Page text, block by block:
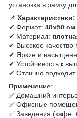
установка в рамку
📌 Характеристики:
✔ Формат: 40х50 см
✔ Материал:
✔ Высокое качество
✔ Яркие и
✔ Устойчивость к
✔ Отлично подходит
Применение:
✅ Домашний
✅ Офисные
✅ Заведения (кафе,